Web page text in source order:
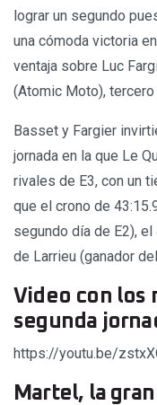
lograr un segundo
una cómoda victoria
ventaja sobre Luc
(Atomic Moto),
Basset y Fargier
jornada en la que Le
rivales de E3, con un
que el crono de
segundo día de E2),
de Larrieu (ganador
Video con los
segunda
https://youtu.be/
Martel, la